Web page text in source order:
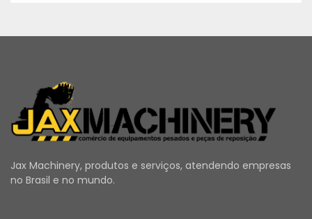
Jax Machinery, produtos e serviços, atendendo empresas
no Brasil e no mundo.